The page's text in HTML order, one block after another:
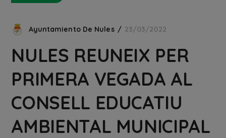
Ayuntamiento De Nules 23/03/2022
NULES REUNEIX PER
PRIMERA VEGADA AL
CONSELL EDUCATIU
AMBIENTAL MUNICIPAL